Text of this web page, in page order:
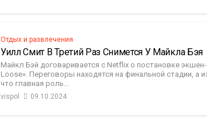
Отдых и развлечения
Уилл Смит В Третий Раз Снимется У Майкла Бэя
Майкл Бэй договаривается с Netflix о постановке
Loose». Переговоры находятся на финальной стадии, а
что главная роль...
vispol 09.10.2024